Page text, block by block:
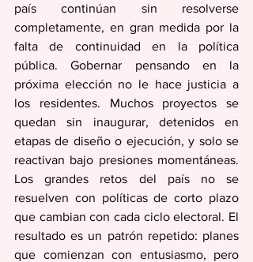
país continúan sin resolverse
completamente, en gran medida por la
falta de continuidad en la política
pública. Gobernar pensando en la
próxima elección no le hace justicia a
los residentes. Muchos proyectos se
quedan sin inaugurar, detenidos en
etapas de diseño o ejecución, y solo se
reactivan bajo presiones momentáneas.
Los grandes retos del país no se
resuelven con políticas de corto plazo
que cambian con cada ciclo electoral. El
resultado es un patrón repetido: planes
que comienzan con entusiasmo, pero